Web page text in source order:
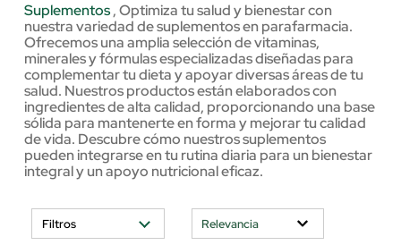
Suplementos,Optimiza tu salud y bienestar con
nuestra variedad de suplementos en parafarmacia.
Ofrecemos una amplia selección de vitaminas,
minerales y fórmulas especializadas diseñadas para
complementar tu dieta y apoyar diversas áreas de tu
salud. Nuestros productos están elaborados con
ingredientes de alta calidad, proporcionando una base
sólida para mantenerte en forma y mejorar tu calidad
de vida. Descubre cómo nuestros suplementos
pueden integrarse en tu rutina diaria para un bienestar
integral y un apoyo nutricional eficaz.
Filtros